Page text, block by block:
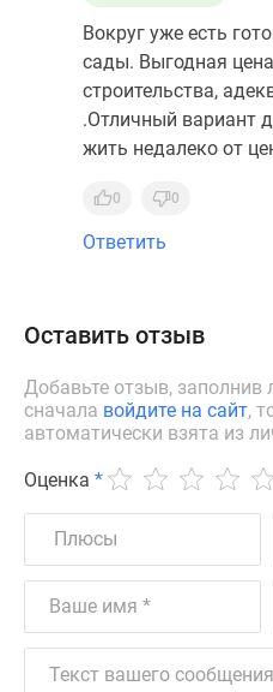
Вокруг уже есть
сады. Выгодная
строительства,
.Отличный вариант
жить недалеко от
0 0
Ответить
Оставить отзыв
Добавьте отзыв,
сначала войдите на сайт,
автоматически взята из
Оценка *